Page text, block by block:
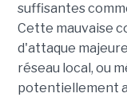
suffisantes
Cette mauvaise
d'attaque
réseau local, ou
potentiellement